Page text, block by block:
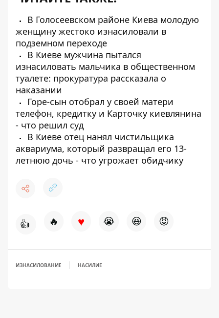
В Голосеевском районе Киева молодую
женщину жестоко изнасиловали в
подземном переходе
В Киеве мужчина пытался
изнасиловать мальчика в общественном
туалете: прокуратура рассказала о
наказании
Горе-сын отобрал у своей матери
телефон, кредитку и Карточку киевлянина
- что решил суд
В Киеве отец нанял чистильщика
аквариума, который развращал его 13-
летнюю дочь - что угрожает обидчику
👍 🔥 ♥ 😭 😆 😡
ИЗНАСИЛОВАНИЕ НАСИЛИЕ